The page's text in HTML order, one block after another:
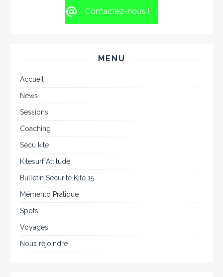
Contactez-nous !
MENU
Accueil
News
Sessions
Coaching
Sécu kite
Kitesurf Attitude
Bulletin Sécurité Kite 15
Mémento Pratique
Spots
Voyages
Nous rejoindre